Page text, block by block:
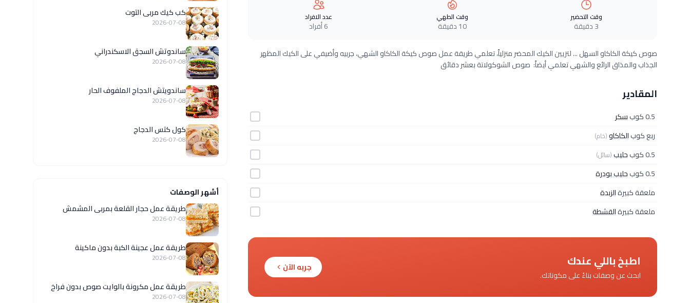
وقت التحضير
3 دقيقة
وقت الطهي
10 دقيقة
عدد الافراد
6 أفراد
صوص كيكة الكاكاو السهل ... لتزيين الكيك المحضر منزلياً، تعلمي طريقة عمل صوص كيكة الكاكاو الشهي، جربيه وأضيفي على الكيك المظهر
الجذاب والمذاق الرائع والشهي تعلمي أيضاً: صوص الشوكولاتة بعشر دقائق
المقادير
0.5 كوب
سكر
ربع كوبالكاكاو(خام)
0.5 كوب حليب(سائل)
0.5 كوب
حليب بودرة
ملعقة كبيرةالزبدة
ملعقة كبيرةالقشطة
اطبخ باللي عندك
ابحث عن وصفات بناءً على مكوناتك.
جربه الآن
كب كيك مربى التوت
2026-07-08
ساندوتش السجق الاسكندراني
2026-07-08
ساندويتش الدجاج الملفوف الحار
2026-07-08
كول كتس الدجاج
2026-07-08
أشهر الوصفات
طريقة عمل حجار القلعة بمربى المشمش
2026-07-08
طريقة عمل عجينة الكبة بدون ماكينة
2026-07-08
طريقة عمل مكرونة بالوايت صوص بدون فراخ
2026-07-08